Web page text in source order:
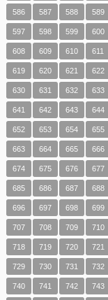
586 587 588 589
597 598 599 600
608 609 610 611
619 620 621 622
630 631 632 633
641 642 643 644
652 653 654 655
663 664 665 666
674 675 676 677
685 686 687 688
696 697 698 699
707 708 709 710
718 719 720 721
729 730 731 732
740 741 742 743